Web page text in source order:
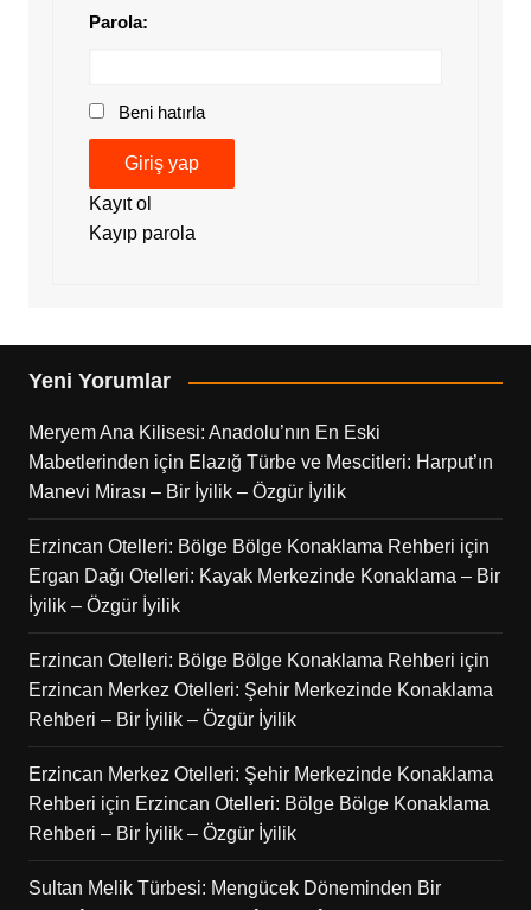
Parola:
Beni hatırla
Giriş yap
Kayıt ol
Kayıp parola
Yeni Yorumlar
Meryem Ana Kilisesi: Anadolu’nın En Eski
Mabetlerinden için Elazığ Türbe ve Mescitleri: Harput’ın
Manevi Mirası – Bir İyilik – Özgür İyilik
Erzincan Otelleri: Bölge Bölge Konaklama Rehberi için
Ergan Dağı Otelleri: Kayak Merkezinde Konaklama – Bir
İyilik – Özgür İyilik
Erzincan Otelleri: Bölge Bölge Konaklama Rehberi için
Erzincan Merkez Otelleri: Şehir Merkezinde Konaklama
Rehberi – Bir İyilik – Özgür İyilik
Erzincan Merkez Otelleri: Şehir Merkezinde Konaklama
Rehberi için Erzincan Otelleri: Bölge Bölge Konaklama
Rehberi – Bir İyilik – Özgür İyilik
Sultan Melik Türbesi: Mengücek Döneminden Bir